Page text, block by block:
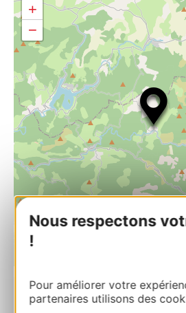
Nous respectons
!
Pour améliorer votre
partenaires utilisons des
+
−
La Clairière